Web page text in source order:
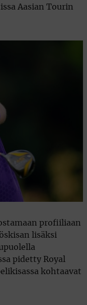
Aasian Tourin
profiiliaan
lisäksi
pidetty Royal
kohtaavat